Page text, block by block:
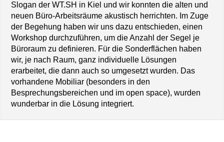
Slogan der WT.SH in Kiel und wir konnten die alten und
neuen Büro-Arbeitsräume akustisch herrichten. Im Zuge
der Begehung haben wir uns dazu entschieden, einen
Workshop durchzuführen, um die Anzahl der Segel je
Büroraum zu definieren. Für die Sonderflächen haben
wir, je nach Raum, ganz individuelle Lösungen
erarbeitet, die dann auch so umgesetzt wurden. Das
vorhandene Mobiliar (besonders in den
Besprechungsbereichen und im open space), wurden
wunderbar in die Lösung integriert.